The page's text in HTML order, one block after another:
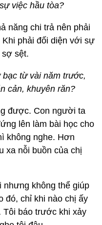
việc hầu tòa?
năng chi trả nên phải
phải đối diện với sự
sệt.
từ vài năm trước,
cản, khuyên răn?
được. Con người ta
lên làm bài học cho
không nghe. Hơn
xa nỗi buồn của chị
không thể giúp
đó, chỉ khi nào chị ấy
Tôi báo trước khi xảy